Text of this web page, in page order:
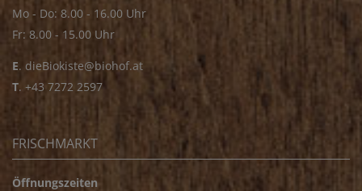
Mo - Do: 8.00 - 16.00 Uhr
Fr: 8.00 - 15.00 Uhr
E. dieBiokiste@biohof.at
T. +43 7272 2597
FRISCHMARKT
Öffnungszeiten